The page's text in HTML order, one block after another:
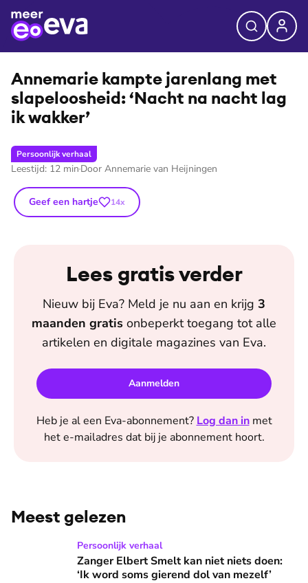
⭐Premium
©Unsplash
Annemarie kampte jarenlang met
sla­pe­loos­heid: ‘Nacht na nacht lag
ik wakker’
Persoonlijk verhaal
Leestijd: 12 min Door Annemarie van Heijningen
Geef een hartje 14x
Lees gratis verder
Nieuw bij Eva? Meld je nu aan en krijg 3
maanden gratis onbeperkt toegang tot alle
artikelen en digitale magazines van Eva.
Aanmelden
Heb je al een Eva-abonnement? Log dan in met
het e-mailadres dat bij je abonnement hoort.
Meest gelezen
Zanger Elbert Smelt kan niet niets doen: ‘Ik word soms
Persoonlijk verhaal
Zanger Elbert Smelt kan niet niets doen:
‘Ik word soms gierend dol van mezelf’